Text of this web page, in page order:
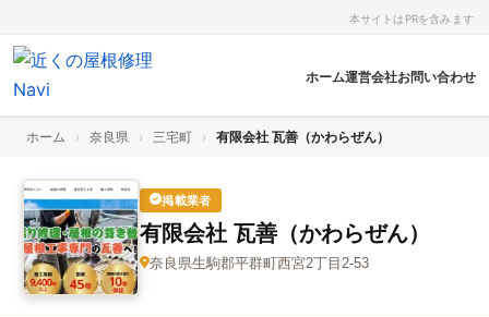
本サイトはPRを含みます
ホーム運営会社お問い合わせ
ホーム › 奈良県 › 三宅町 › 有限会社 瓦善（かわらぜん）
掲載業者
有限会社 瓦善（かわらぜん）
奈良県生駒郡平群町西宮2丁目2-53